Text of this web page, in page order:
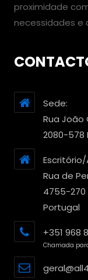
proximidade
necessidades e
Sede:
Rua João
2080-578
Rua de
4755-270
Portugal
+351 968
Chamada